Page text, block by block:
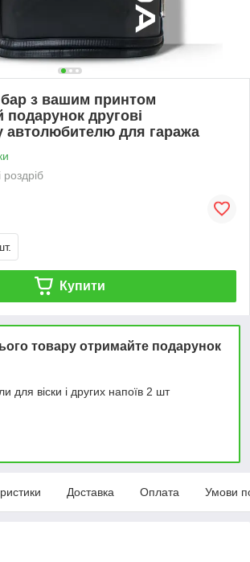
бар з вашим принтом
подарунок другові
автолюбителю для гаража
роздріб
Купити
товару отримайте подарунок
для віски і других напоїв 2 шт
Доставка Оплата Умови